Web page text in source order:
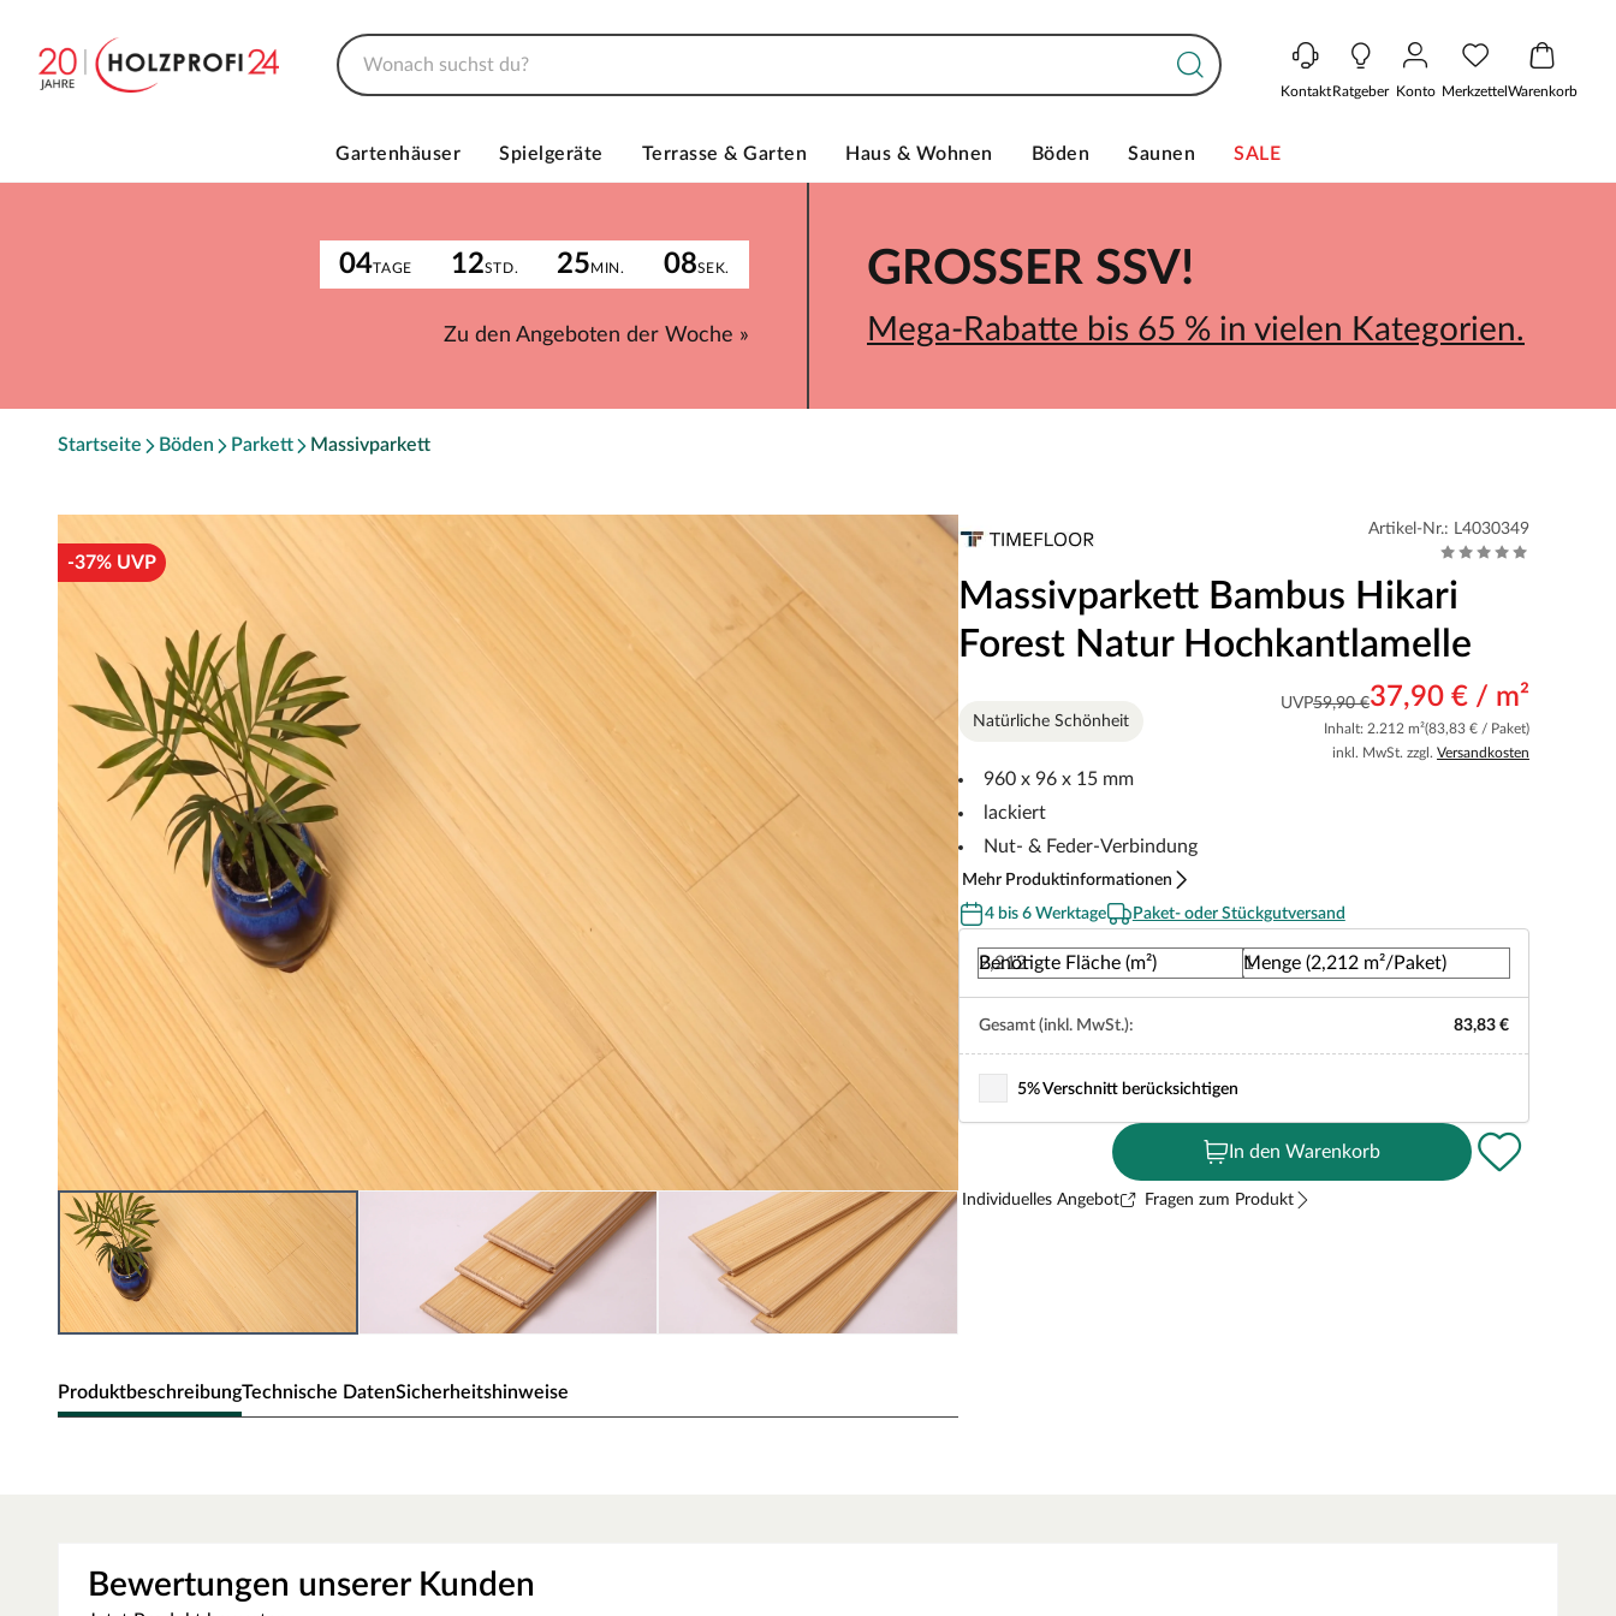
KontaktRatgeber Konto MerkzettelWarenkorb
Gartenhäuser Spielgeräte Terrasse & Garten Haus & Wohnen Böden Saunen SALE
04TAGE 12STD. 25MIN. 08SEK.
Zu den Angeboten der Woche »
GROSSER SSV!
Mega-Rabatte bis 65 % in vielen Kategorien.
Startseite Böden Parkett Massivparkett
-37% UVP
ProduktbeschreibungTechnische DatenSicherheitshinweise
Stärke 15 mm, Verklebung
Die Hikari-Kollektion erzählt die Geschichte von Bambus in seiner reinsten Form – von der zarten
Artikel-Nr.: L4030349
Massivparkett Bambus Hikari
Forest Natur Hochkantlamelle
UVP59,90 €37,90 € / m²
Inhalt: 2.212 m²(83,83 € / Paket)
inkl. MwSt. zzgl. Versandkosten
Natürliche Schönheit
960 x 96 x 15 mm
lackiert
Nut- & Feder-Verbindung
Mehr Produktinformationen
4 bis 6 Werktage
Paket- oder Stückgutversand
Benötigte Fläche (m²) Menge (2,212 m²/Paket)
Gesamt (inkl. MwSt.): 83,83 €
5% Verschnitt berücksichtigen
In den Warenkorb
Individuelles Angebot Fragen zum Produkt
Bewertungen unserer Kunden